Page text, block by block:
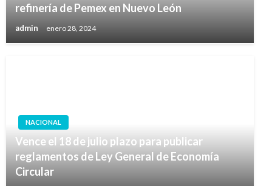
refinería de Pemex en Nuevo León
admin enero 28, 2024
NACIONAL
Vence el 18 de julio plazo para publicar
reglamentos de Ley General de Economía
Circular